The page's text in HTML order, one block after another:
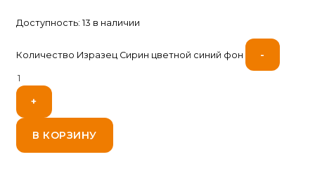
Доступность: 13 в наличии
Количество Изразец Сирин цветной синий фон -
+
В КОРЗИНУ